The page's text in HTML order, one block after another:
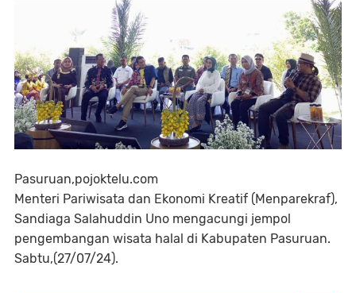
Pasuruan,pojoktelu.com
Menteri Pariwisata dan Ekonomi Kreatif (Menparekraf),
Sandiaga Salahuddin Uno mengacungi jempol
pengembangan wisata halal di Kabupaten Pasuruan.
Sabtu,(27/07/24).